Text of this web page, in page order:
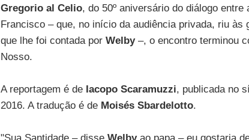
Gregorio al Celio, do 50º aniversário do diálogo
Francisco – que, no início da audiência privada, riu às
que lhe foi contada por Welby–, o encontro terminou
Nosso.
A reportagem é de Iacopo Scaramuzzi, publicada no
2016. A tradução é de Moisés Sbardelotto.